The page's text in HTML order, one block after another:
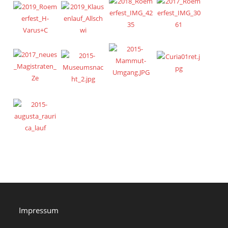
Jahrhunderten ihrer erinnert, wäre das wohl Grund tiefster
Befriedigung gewesen. Anders als in christlichem Denken
erwarteten sie nach dem Tod lediglich ein trostloses Dasein als
Schattenwesen in der Unterwelt. Hoffnung setzte man da eher auf
die Hinterbliebenen, die sich der Verstorbenen erinnern sollten,
ihrer Taten, ihrer Karriere, ihres Erfolges. Selbst diejenigen, die nie
ein rituelles Begräbnis erfahren haben – ein Umstand, den jeder
Forschungsarbeit aus dem Dunkel des Orcus hervor.
Impressum